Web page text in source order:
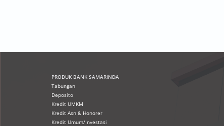
PRODUK BANK SAMARINDA
Tabungan
Deposito
Kredit UMKM
Kredit Asn & Honorer
Kredit Umum/Investasi